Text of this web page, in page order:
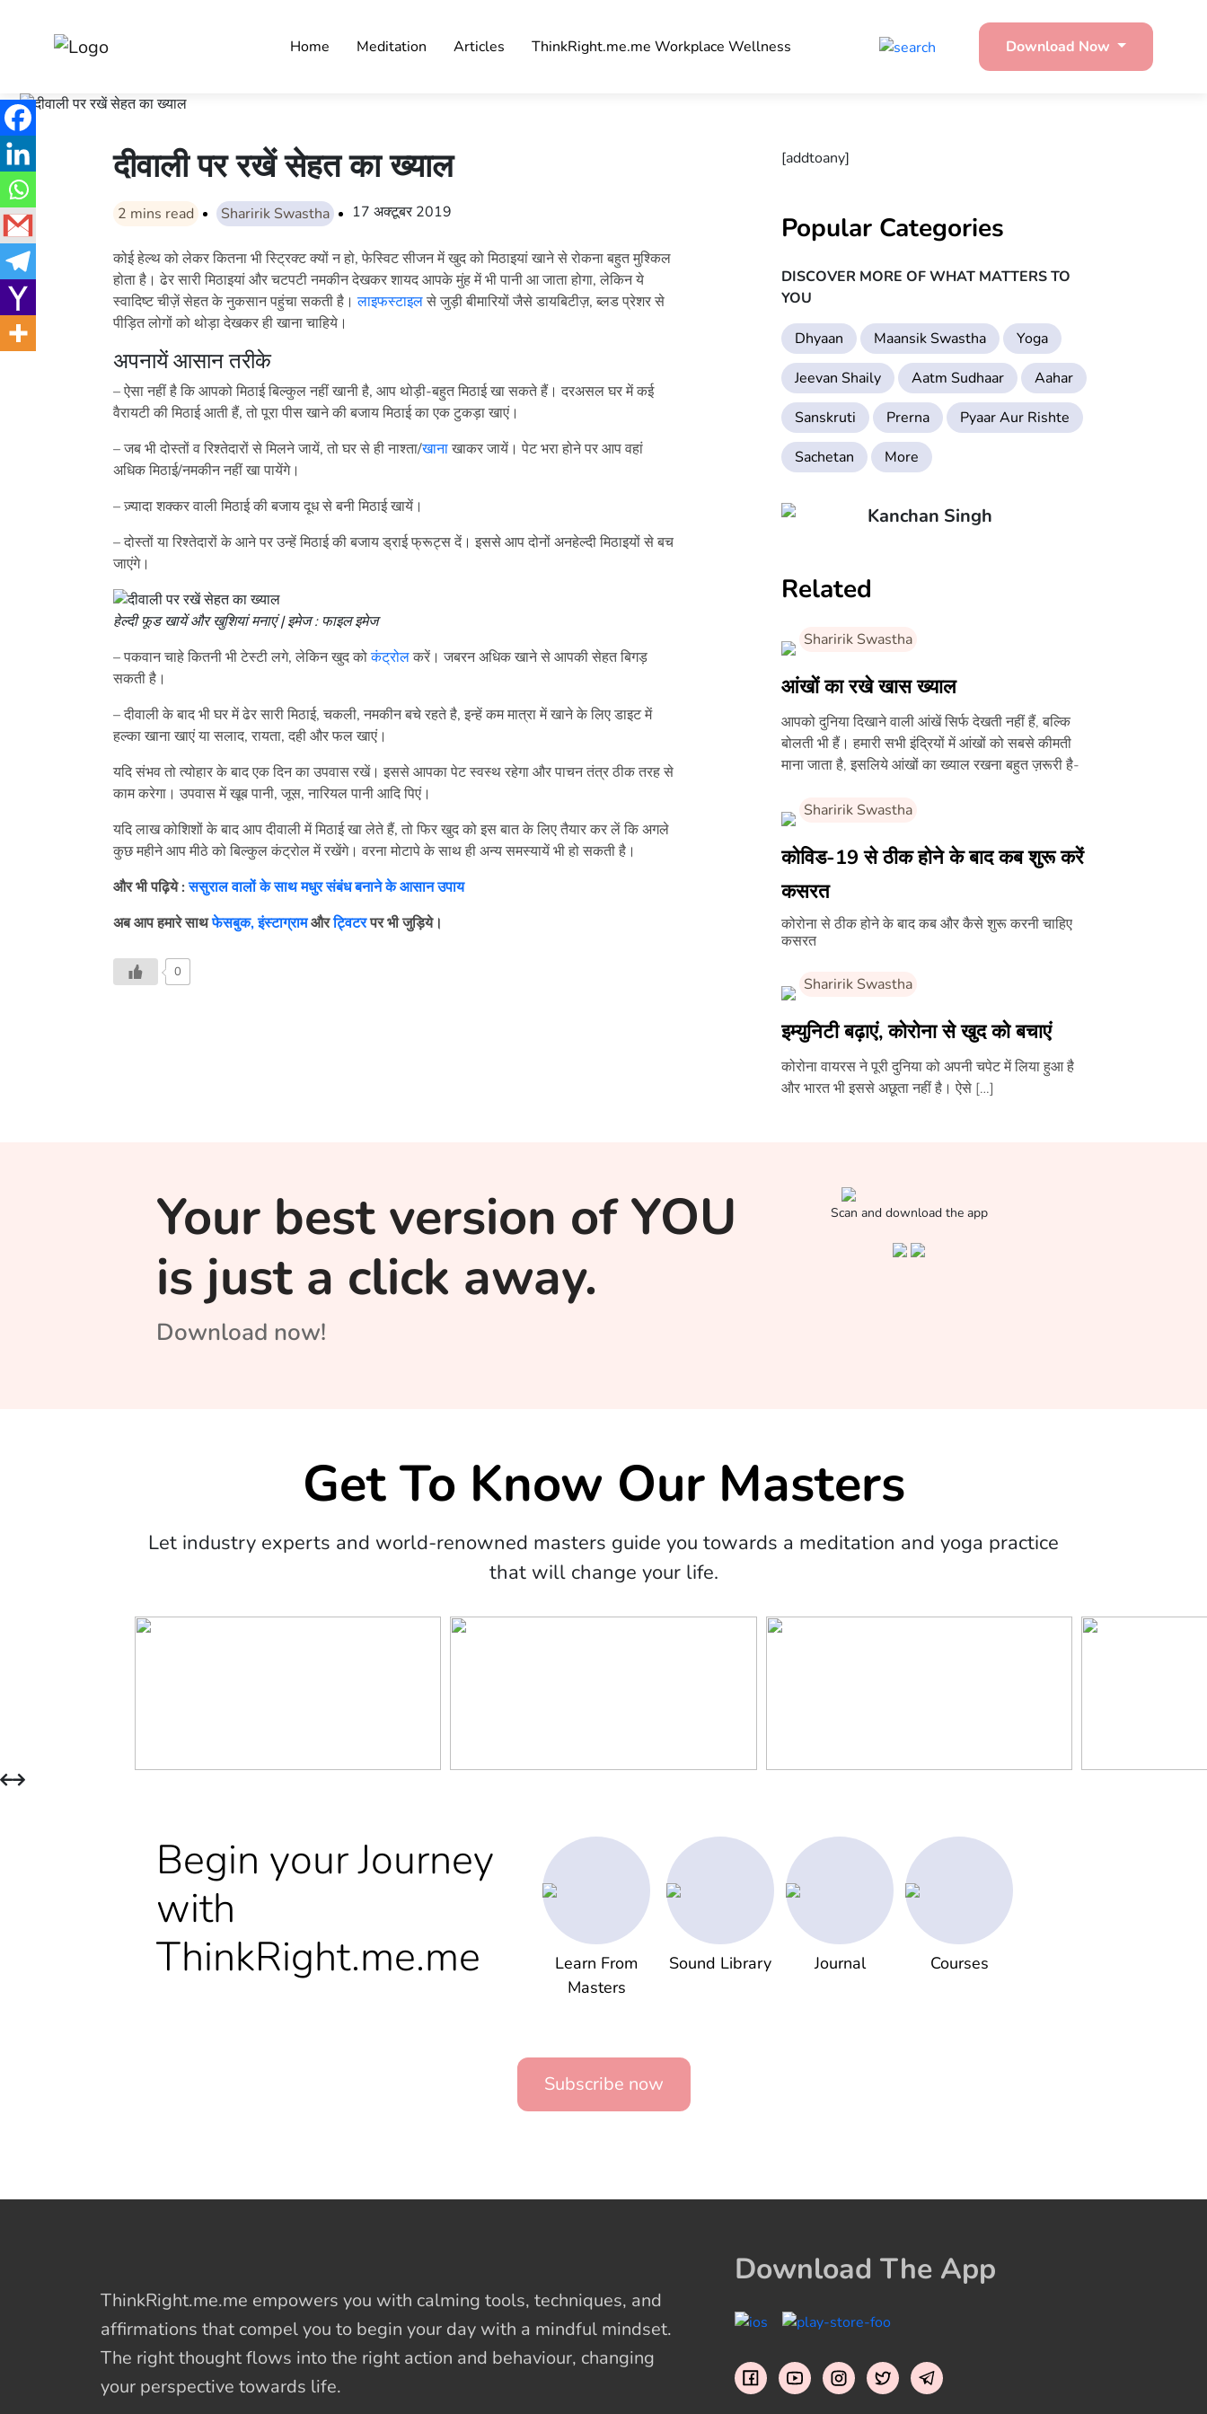
Home Meditation Articles ThinkRight.me.me Workplace Wellness Download Now
दीवाली पर रखें सेहत का ख्याल
2 mins read Sharirik Swastha 17 अक्टूबर 2019
कोई हेल्थ को लेकर कितना भी स्ट्रिक्ट क्यों न हो, फेस्विट सीजन में खुद को मिठाइयां खाने से रोकना बहुत मुश्किल
होता है। ढेर सारी मिठाइयां और चटपटी नमकीन देखकर शायद आपके मुंह में भी पानी आ जाता होगा, लेकिन ये
स्वादिष्ट चीज़ें सेहत के नुकसान पहुंचा सकती है।लाइफस्टाइलसे जुड़ी बीमारियों जैसे डायबिटीज़, ब्लड प्रेशर से
पीड़ित लोगों को थोड़ा देखकर ही खाना चाहिये।
अपनायें आसान तरीके
– ऐसा नहीं है कि आपको मिठाई बिल्कुल नहीं खानी है, आप थोड़ी-बहुत मिठाई खा सकते हैं। दरअसल घर में कई
वैरायटी की मिठाई आती हैं, तो पूरा पीस खाने की बजाय मिठाई का एक टुकड़ा खाएं।
– जब भी दोस्तों व रिश्तेदारों से मिलने जायें, तो घर से ही नाश्ता/खानाखाकर जायें। पेट भरा होने पर आप वहां
अधिक मिठाई/नमकीन नहीं खा पायेंगे।
– ज़्यादा शक्कर वाली मिठाई की बजाय दूध से बनी मिठाई खायें।
– दोस्तों या रिश्तेदारों के आने पर उन्हें मिठाई की बजाय ड्राई फ्रूट्स दें। इससे आप दोनों अनहेल्दी मिठाइयों से बच
जाएंगे।
हेल्दी फूड खायें और खुशियां मनाएं | इमेज : फाइल इमेज
– पकवान चाहे कितनी भी टेस्टी लगे, लेकिन खुद कोकंट्रोलकरें। जबरन अधिक खाने से आपकी सेहत बिगड़
सकती है।
– दीवाली के बाद भी घर में ढेर सारी मिठाई, चकली, नमकीन बचे रहते है, इन्हें कम मात्रा में खाने के लिए डाइट में
हल्का खाना खाएं या सलाद, रायता, दही और फल खाएं।
यदि संभव तो त्योहार के बाद एक दिन का उपवास रखें। इससे आपका पेट स्वस्थ रहेगा और पाचन तंत्र ठीक तरह से
काम करेगा। उपवास में खूब पानी, जूस, नारियल पानी आदि पिएं।
यदि लाख कोशिशों के बाद आप दीवाली में मिठाई खा लेते हैं, तो फिर खुद को इस बात के लिए तैयार कर लें कि अगले
कुछ महीने आप मीठे को बिल्कुल कंट्रोल में रखेंगे। वरना मोटापे के साथ ही अन्य समस्यायें भी हो सकती है।
और भी पढ़िये: ससुराल वालों के साथ मधुर संबंध बनाने के आसान उपाय
अब आप हमारे साथफेसबुक,इंस्टाग्रामऔरट्विटरपर भी जुड़िये।
0
[addtoany]
Popular Categories
DISCOVER MORE OF WHAT MATTERS TO
YOU
Dhyaan Maansik Swastha
Yoga
Jeevan Shaily
Aatm Sudhaar
Aahar
Sanskruti
Prerna
Pyaar Aur Rishte
Sachetan
More
Kanchan Singh
Related
Sharirik Swastha
आंखों का रखे खास ख्याल
आपको दुनिया दिखाने वाली आंखें सिर्फ देखती नहीं हैं, बल्कि
बोलती भी हैं। हमारी सभी इंद्रियों में आंखों को सबसे कीमती
माना जाता है, इसलिये आंखों का ख्याल रखना बहुत ज़रूरी है-
Sharirik Swastha
कोविड-19 से ठीक होने के बाद कब शुरू करें
कसरत
कोरोना से ठीक होने के बाद कब और कैसे शुरू करनी चाहिए
कसरत
Sharirik Swastha
इम्युनिटी बढ़ाएं, कोरोना से खुद को बचाएं
कोरोना वायरस ने पूरी दुनिया को अपनी चपेट में लिया हुआ है
और भारत भी इससे अछूता नहीं है। ऐसे […]
Your best version of YOU
is just a click away.
Download now!
Scan and download the app
Get To Know Our Masters
Let industry experts and world-renowned masters guide you towards a meditation and yoga practice
that will change your life.
Begin your Journey
with
ThinkRight.me.me
Learn From
Masters
Sound Library Journal Courses
Subscribe now
ThinkRight.me.me empowers you with calming tools, techniques, and
affirmations that compel you to begin your day with a mindful mindset.
The right thought flows into the right action and behaviour, changing
your perspective towards life.
Download The App